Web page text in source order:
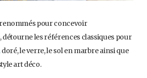
renommés pour concevoir
détourne les références classiques pour
doré, le verre, le sol en marbre ainsi que
art déco.